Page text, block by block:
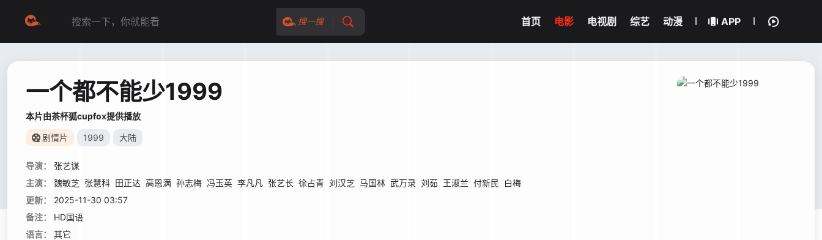
搜一搜 首页 电影 电视剧 综艺 动漫 APP
一个都不能少1999
本片由茶杯狐cupfox提供播放
剧情片 1999 大陆
导演：
张艺谋
主演：
魏敏芝 张慧科 田正达 高恩满 孙志梅 冯玉英 李凡凡 张艺长 徐占青 刘汉芝 马国林 武万录 刘茹 王淑兰 付新民
白梅
更新：
2025-11-30 03:57
备注：
HD国语
语言：
其它